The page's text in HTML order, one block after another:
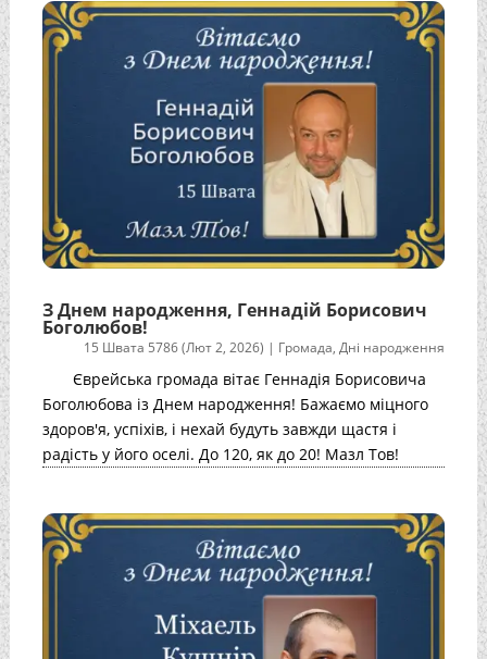
З Днем народження, Геннадій Борисович
Боголюбов!
15 Швата 5786 (Лют 2, 2026) | Громада,Дні народження
Єврейська громада вітає Геннадія Борисовича
Боголюбова із Днем народження! Бажаємо міцного
здоров'я, успіхів, і нехай будуть завжди щастя і
радість у його оселі. До 120, як до 20! Мазл Тов!